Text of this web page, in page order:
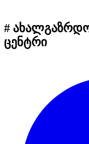
#
ცენტრი